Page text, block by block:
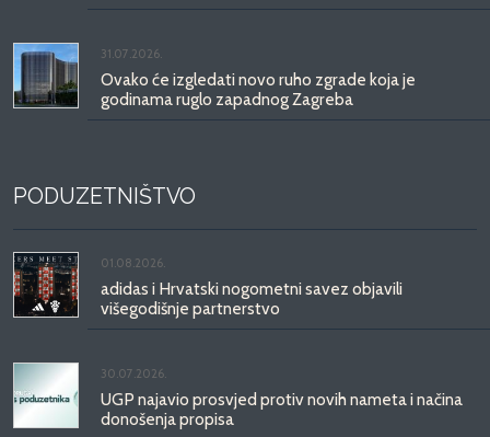
31.07.2026.
Ovako će izgledati novo ruho zgrade koja je
godinama ruglo zapadnog Zagreba
PODUZETNIŠTVO
01.08.2026.
adidas i Hrvatski nogometni savez objavili
višegodišnje partnerstvo
30.07.2026.
UGP najavio prosvjed protiv novih nameta i načina
donošenja propisa